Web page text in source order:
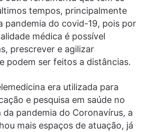
tempos, principalmente
pandemia do covid-19, pois por
médica é possível
prescrever e agilizar
podem ser feitos a distâncias.
era utilizada para
e pesquisa em saúde no
da pandemia do Coronavírus, a
mais espaços de atuação, já